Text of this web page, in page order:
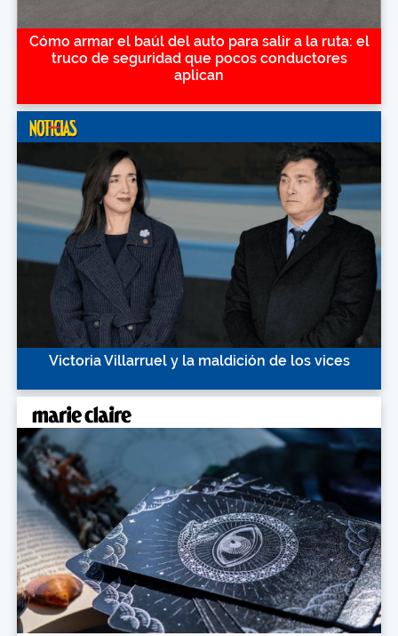
Cómo armar el baúl del auto para salir a la ruta: el
truco de seguridad que pocos conductores
aplican
Victoria Villarruel y la maldición de los vices